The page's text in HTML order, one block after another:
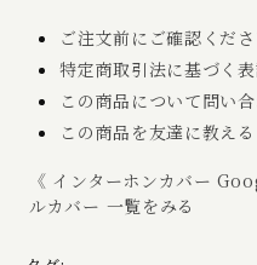
ご注文前にご確認くだ
特定商取引法に基づく
この商品について問い
この商品を友達に教える
《 インターホンカバー
ルカバー 一覧をみる